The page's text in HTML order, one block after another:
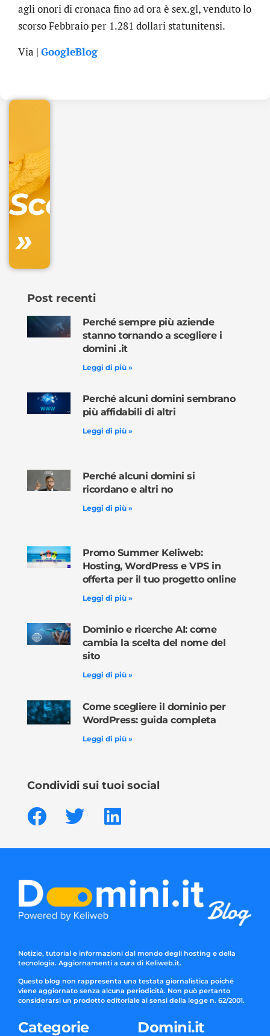
agli onori di cronaca fino ad ora è sex.gl, venduto lo
scorso Febbraio per 1.281 dollari statunitensi.
Via | GoogleBlog
Scopri
»
.online
Post recenti
Perché sempre più aziende
stanno tornando a scegliere i
domini .it
Leggi di più »
Perché alcuni domini sembrano
più affidabili di altri
Leggi di più »
Perché alcuni domini si
ricordano e altri no
Leggi di più »
Promo Summer Keliweb:
Hosting, WordPress e VPS in
offerta per il tuo progetto online
Leggi di più »
Dominio e ricerche AI: come
cambia la scelta del nome del
sito
Leggi di più »
Come scegliere il dominio per
WordPress: guida completa
Leggi di più »
Condividi sui tuoi social
Notizie, tutorial e informazioni dal mondo degli hosting e della
tecnologia. Aggiornamenti a cura di Keliweb.it.
Questo blog non rappresenta una testata giornalistica poiché
viene aggiornato senza alcuna periodicità. Non può pertanto
considerarsi un prodotto editoriale ai sensi della legge n. 62/2001.
Categorie Domini.it